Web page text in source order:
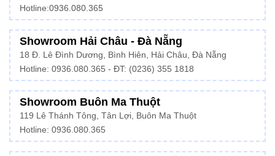
Hotline:0936.080.365
Showroom Hải Châu - Đà Nẵng
18 Đ. Lê Đình Dương, Bình Hiên, Hải Châu, Đà Nẵng
Hotline: 0936.080.365 - ĐT: (0236) 355 1818
Showroom Buôn Ma Thuột
119 Lê Thánh Tông, Tân Lợi, Buôn Ma Thuột
Hotline: 0936.080.365